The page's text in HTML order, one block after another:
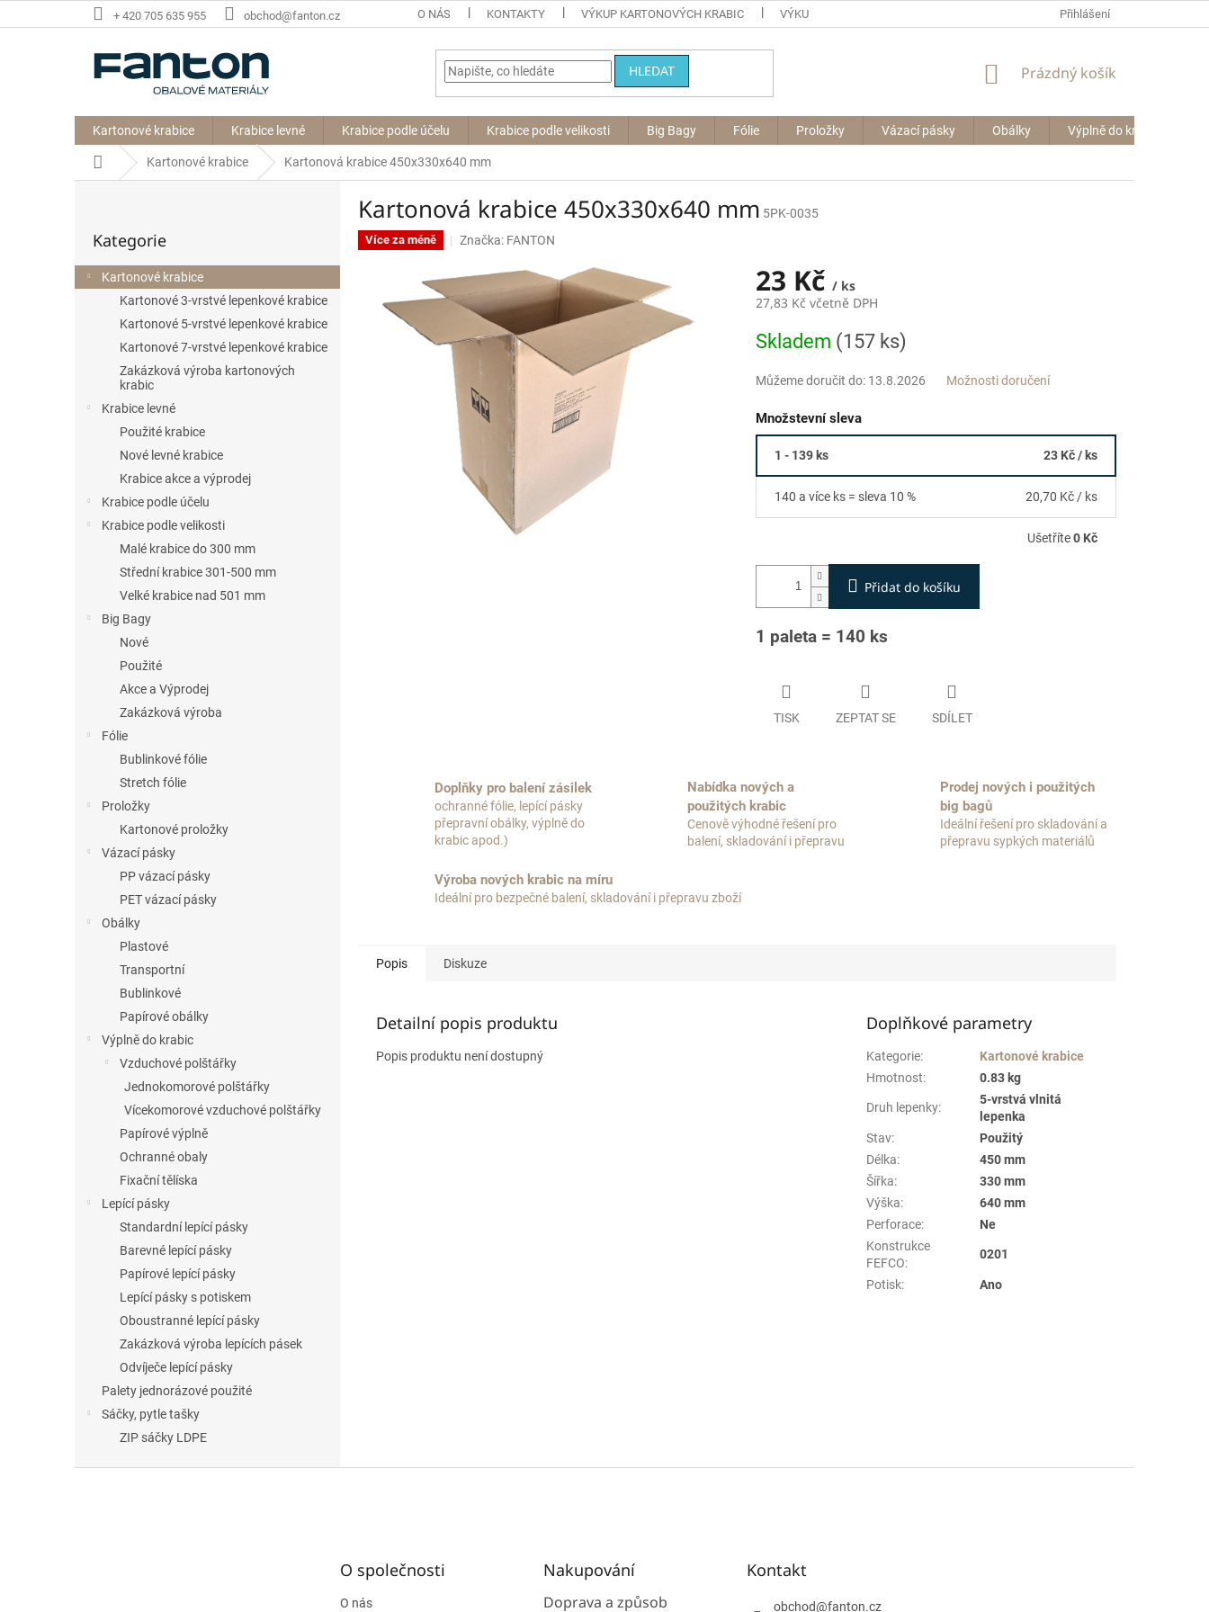
na
+ 420 705 635 955 obchod@fanton.cz O NÁS KONTAKTY VÝKUP KARTONOVÝCH KRABIC VÝKUP BIG BAGŮ Přihlášení
HLEDAT
NÁKUPNÍ
Prázdný košík
Kartonové krabice Krabice levné Krabice podle účelu Krabice podle velikosti Big Bagy Fólie Proložky Vázací pásky Obálky Výplně do krabic
Domů Kartonové krabice Kartonová krabice 450x330x640 mm
r
a
kategorie
Kategorie
Kartonové krabice
Kartonové 3-vrstvé lepenkové krabice
Kartonové 5-vrstvé lepenkové krabice
Kartonové 7-vrstvé lepenkové krabice
Zakázková výroba kartonových
krabic
Krabice levné
Použité krabice
Nové levné krabice
Krabice akce a výprodej
Krabice podle účelu
Krabice podle velikosti
Malé krabice do 300 mm
Střední krabice 301-500 mm
Velké krabice nad 501 mm
Big Bagy
Nové
Použité
Akce a Výprodej
Zakázková výroba
Fólie
Bublinkové fólie
Stretch fólie
Proložky
Kartonové proložky
Vázací pásky
PP vázací pásky
PET vázací pásky
Obálky
Plastové
Transportní
Bublinkové
Papírové obálky
Výplně do krabic
Vzduchové polštářky
Jednokomorové polštářky
Vícekomorové vzduchové polštářky
Papírové výplně
Ochranné obaly
Fixační tělíska
Lepící pásky
Standardní lepící pásky
Barevné lepící pásky
Papírové lepící pásky
Lepící pásky s potiskem
Oboustranné lepící pásky
Zakázková výroba lepících pásek
Odvíječe lepící pásky
Palety jednorázové použité
Sáčky, pytle tašky
ZIP sáčky LDPE
Kartonová krabice 450x330x640 mm 5PK-0035
Více za méně Značka: FANTON
23 Kč / ks
27,83 Kč včetně DPH
cena:
Skladem (157 ks)
Můžeme doručit do: 13.8.2026 Možnosti doručení
Množstevní sleva
1 - 139 ks 23 Kč/ ks
140 a více ks = sleva 10 % 20,70 Kč / ks
Ušetříte0 Kč
Přidat do košíku
1 paleta = 140 ks
TISK ZEPTAT SE SDÍLET
Doplňky pro balení zásilek
ochranné fólie, lepící pásky
přepravní obálky, výplně do
krabic apod.)
Nabídka nových a
použitých krabic
Cenově výhodné řešení pro
balení, skladování i přepravu
Prodej nových i použitých
big bagů
Ideální řešení pro skladování a
přepravu sypkých materiálů
Výroba nových krabic na míru
Ideální pro bezpečné balení, skladování i přepravu zboží
Popis Diskuze
Detailní popis produktu
Popis produktu není dostupný
Doplňkové parametry
Kategorie:
Kartonové krabice
Hmotnost: 0.83 kg
Druh lepenky:
5-vrstvá vlnitá
lepenka
Stav:
Použitý
Délka:
450 mm
Šířka:
330 mm
Výška:
640 mm
Perforace:
Ne
Konstrukce
FEFCO:
0201
Potisk: Ano
O společnosti
O nás
Nakupování
Doprava a způsob
Kontakt
obchod@fanton.cz